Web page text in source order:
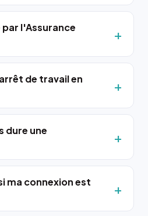
l'Assurance
de travail en
dure une
ma connexion est